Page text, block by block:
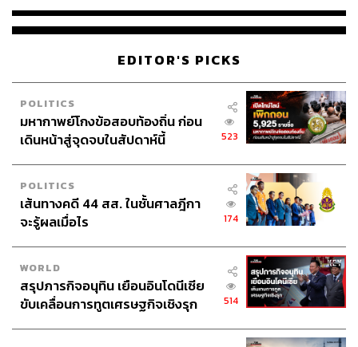
EDITOR'S PICKS
POLITICS
มหากาพย์โกงข้อสอบท้องถิ่น ก่อน
เดินหน้าสู่จุดจบในสัปดาห์นี้
523
POLITICS
เส้นทางคดี 44 สส. ในชั้นศาลฎีกา
จะรู้ผลเมื่อไร
174
WORLD
สรุปภารกิจอนุทิน เยือนอินโดนีเซีย
ขับเคลื่อนการทูตเศรษฐกิจเชิงรุก
514